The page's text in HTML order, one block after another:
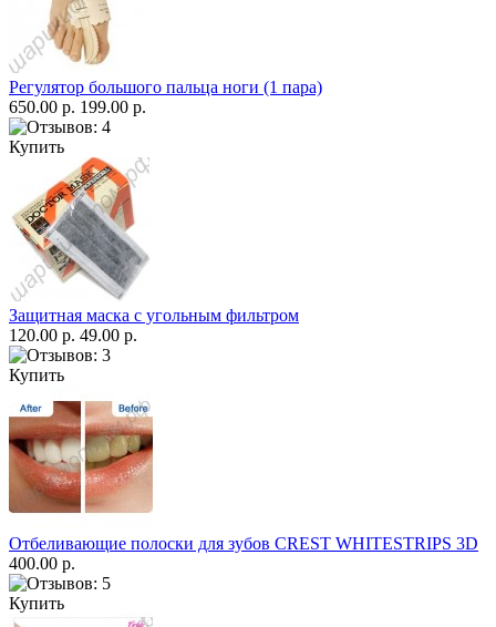
Регулятор большого пальца ноги (1 пара)
650.00 р. 199.00 р.
Купить
Защитная маска с угольным фильтром
120.00 р. 49.00 р.
Купить
Отбеливающие полоски для зубов CREST WHITESTRIPS 3D
400.00 р.
Купить